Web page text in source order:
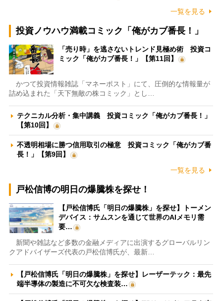
一覧を見る
投資ノウハウ満載コミック「俺がカブ番長！」
「売り時」を逃さないトレンド見極め術 投資コ
ミック「俺がカブ番長！」【第11回】
かつて投資情報雑誌「マネーポスト」にて、圧倒的な情報量が
詰め込まれた「天下無敵の株コミック」とし…
テクニカル分析・集中講義 投資コミック「俺がカブ番長！」
【第10回】
不透明相場に勝つ信用取引の極意 投資コミック「俺がカブ番
長！」【第9回】
一覧を見る
戸松信博の明日の爆騰株を探せ！
【戸松信博氏「明日の爆騰株」を探せ】トーメン
デバイス：サムスンを通じて世界のAIメモリ需
要…
新聞や雑誌など多数の金融メディアに出演するグローバルリン
クアドバイザーズ代表の戸松信博氏が、最新…
【戸松信博氏「明日の爆騰株」を探せ】レーザーテック：最先
端半導体の製造に不可欠な検査装…